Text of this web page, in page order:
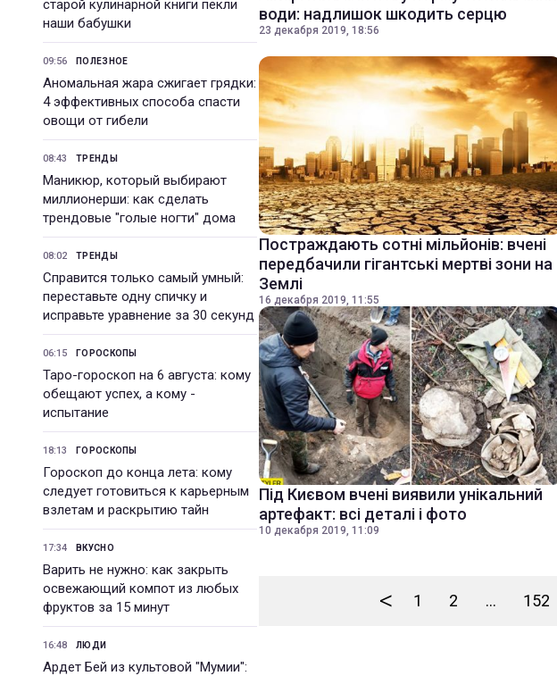
старой кулинарной книги пекли
наши бабушки
09:56 ПОЛЕЗНОЕ
Аномальная жара сжигает грядки:
4 эффективных способа спасти
овощи от гибели
08:43 ТРЕНДЫ
Маникюр, который выбирают
миллионерши: как сделать
трендовые "голые ногти" дома
08:02 ТРЕНДЫ
Справится только самый умный:
переставьте одну спичку и
исправьте уравнение за 30 секунд
06:15 ГОРОСКОПЫ
Таро-гороскоп на 6 августа: кому
обещают успех, а кому -
испытание
18:13 ГОРОСКОПЫ
Гороскоп до конца лета: кому
следует готовиться к карьерным
взлетам и раскрытию тайн
17:34 ВКУСНО
Варить не нужно: как закрыть
освежающий компот из любых
фруктов за 15 минут
16:48 ЛЮДИ
Ардет Бей из культовой "Мумии":
води: надлишок шкодить серцю
23 декабря 2019, 18:56
Постраждають сотні мільйонів: вчені
передбачили гігантські мертві зони на
Землі
16 декабря 2019, 11:55
Під Києвом вчені виявили унікальний
артефакт: всі деталі і фото
10 декабря 2019, 11:09
< 1 2 ... 152